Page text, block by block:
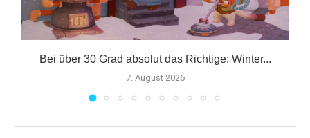
Bei über 30 Grad absolut das Richtige: Winter...
7. August 2026